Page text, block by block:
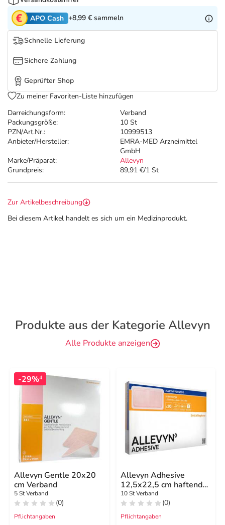
Tierapotheke
Vitamine & Mineralstoffe
Marken
Salus Deals
Darreichungsform:
Verband
Packungsgröße:
10 St
PZN/Art.Nr.:
10999513
Anbieter/Hersteller:
EMRA-MED Arzneimittel
GmbH
Marke/Präparat:
Allevyn
Grundpreis:
89,91 €/1 St
APO Cash +8,99 € sammeln
Schnelle Lieferung
Sichere Zahlung
Geprüfter Shop
Zu meiner Favoriten-Liste hinzufügen
Zur Artikelbeschreibung
Bei diesem Artikel handelt es sich um ein Medizinprodukt.
Produkte aus der Kategorie Allevyn
Alle Produkte anzeigen
-29%4
Allevyn Gentle 20x20
cm Verband
5 St Verband
(0)
Pflichtangaben
Allevyn Adhesive
12,5x22,5 cm haftende
Wundauflage
10 St Verband
(0)
Pflichtangaben